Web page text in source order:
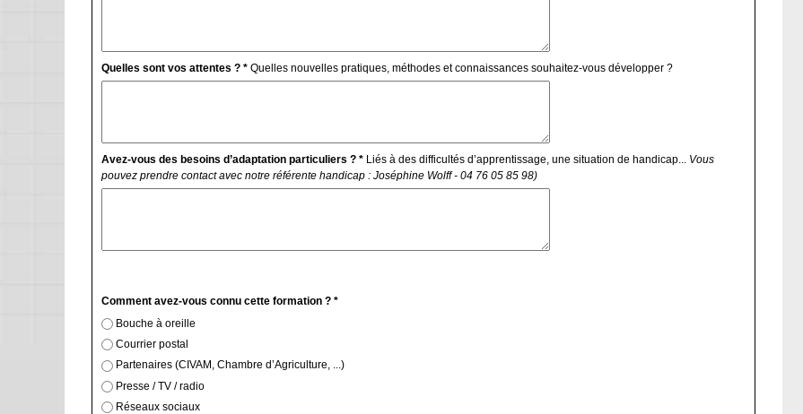
Quelles sont vos attentes ? *Quelles nouvelles pratiques, méthodes et connaissances souhaitez-vous développer ?
Avez-vous des besoins d’adaptation particuliers ? *Liés à des difficultés d’apprentissage, une situation de handicap...
Vous
pouvez prendre contact avec notre référente handicap : Joséphine Wolff - 04 76 05 85 98)
Comment avez-vous connu cette formation ? *
Bouche à oreille
Courrier postal
Partenaires (CIVAM, Chambre d’Agriculture, ...)
Presse / TV / radio
Réseaux sociaux